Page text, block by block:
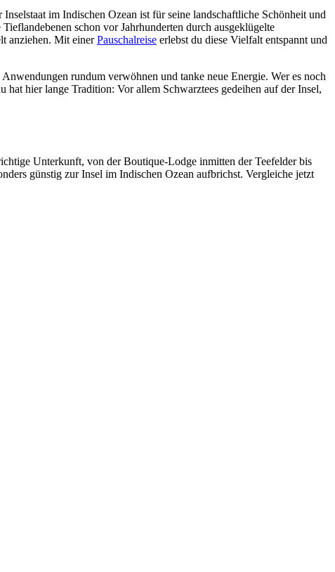
im Indischen Ozean ist für seine landschaftliche Schönheit und
schon vor Jahrhunderten durch ausgeklügelte
anziehen. Mit einerPauschalreise erlebst du diese Vielfalt entspannt und
rundum verwöhnen und tanke neue Energie. Wer es noch
hier lange Tradition: Vor allem Schwarztees gedeihen auf der Insel,
Unterkunft, von der Boutique-Lodge inmitten der Teefelder bis
günstig zur Insel im Indischen Ozean aufbrichst. Vergleiche jetzt